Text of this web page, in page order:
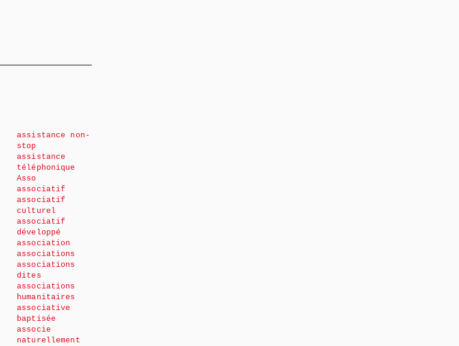
assistance non-
stop
assistance
téléphonique
Asso
associatif
associatif
culturel
associatif
développé
association
associations
associations
dites
associations
humanitaires
associative
baptisée
associe
naturellement